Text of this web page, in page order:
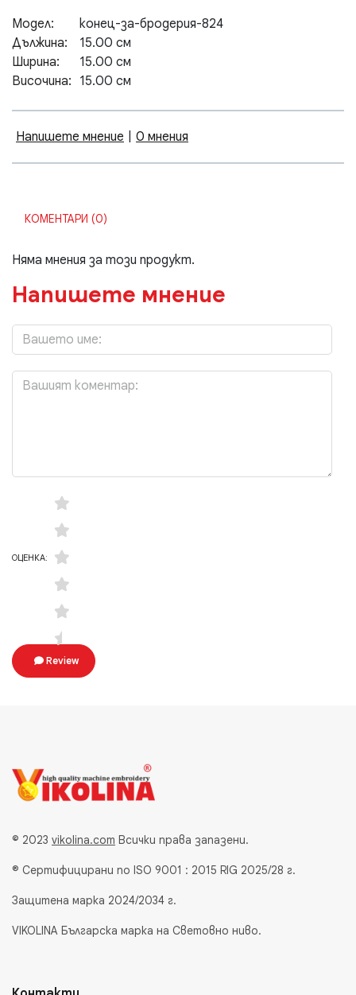
Модел:
конец-за-бродерия-824
Дължина:
15.00 см
Ширина:
15.00 см
Височина: 15.00 см
Напишете мнение 0 мнения
КОМЕНТАРИ (0)
Няма мнения за този продукт.
Напишете мнение
ОЦЕНКА:
Review
© 2023 vikolina.com Всички права запазени.
® Сертифицирани по ISO 9001 : 2015 RIG 2025/28 г.
Защитена марка 2024/2034 г.
VIKOLINA Българска марка на Световно ниво.